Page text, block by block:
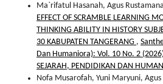
Ma`rifatul Hasanah, Agus
EFFECT OF SCRAMBLE LEARNING
THINKING ABILITY IN HISTORY
30 KABUPATEN TANGERANG ,
Dan Humaniora): Vol. 10 No. 2
SEJARAH, PENDIDIKAN DAN
Nofa Musarofah, Yuni Maryuni,